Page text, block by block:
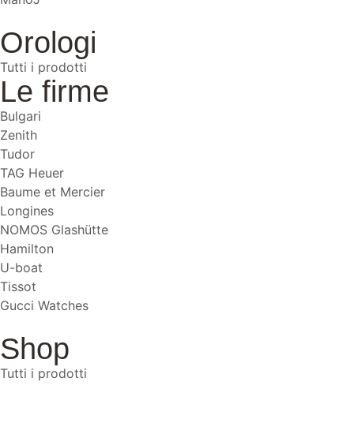
Orologi
Tutti i prodotti
Le firme
Bulgari
Zenith
Tudor
TAG Heuer
Baume et Mercier
Longines
NOMOS Glashütte
Hamilton
U-boat
Tissot
Gucci Watches
Shop
Tutti i prodotti